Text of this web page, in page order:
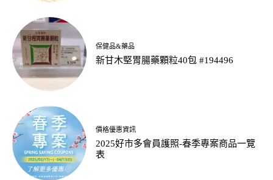
保健品&藥品
新甘木堅胃腸藥顆粒40包 #194496
價格優惠資訊
2025好市多會員護照-春季專案商品一覽
表